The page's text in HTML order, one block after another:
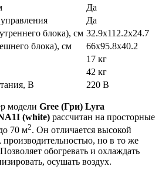
Да
Да
блока), см 32.9x112.2x24.7
блока), см
66x95.8x40.2
17 кг
42 кг
В
220 В
модели Gree (Гри) Lyra
I (white) рассчитан на просторные
70 м2. Он отличается высокой
но в то же
обогревать и охлаждать
осушать воздух.